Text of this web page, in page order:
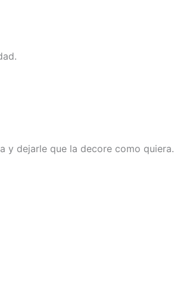
y dejarle que la decore como quiera.